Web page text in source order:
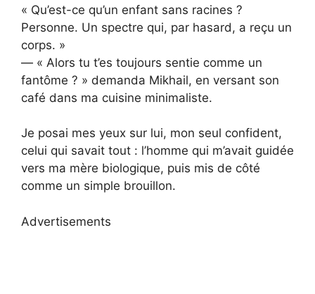
« Qu’est-ce qu’un enfant sans racines ?
Personne. Un spectre qui, par hasard, a reçu un
corps. »
— « Alors tu t’es toujours sentie comme un
fantôme ? » demanda Mikhail, en versant son
café dans ma cuisine minimaliste.
Je posai mes yeux sur lui, mon seul confident,
celui qui savait tout : l’homme qui m’avait guidée
vers ma mère biologique, puis mis de côté
comme un simple brouillon.
Advertisements